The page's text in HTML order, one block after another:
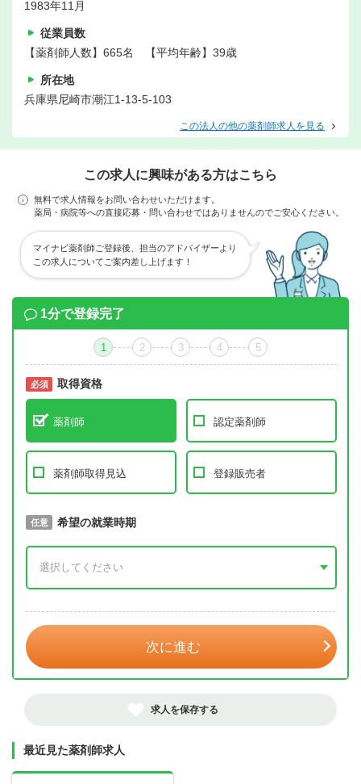
1983年11月
従業員数
【薬剤師人数】665名 【平均年齢】39歳
所在地
兵庫県尼崎市潮江1-13-5-103
この法人の他の薬剤師求人を見る
この求人に興味がある方はこちら
無料で求人情報をお問い合わせいただけます。
薬局・病院等への直接応募・問い合わせではありませんのでご安心ください。
マイナビ薬剤師ご登録後、担当のアドバイザーより
この求人についてご案内差し上げます！
1分で登録完了
1 2 3 4 5
必須 取得資格
薬剤師 認定薬剤師
薬剤師取得見込 登録販売者
必須 取得予定年
任意 希望の就業時期
次に進む
求人を保存する
最近見た薬剤師求人